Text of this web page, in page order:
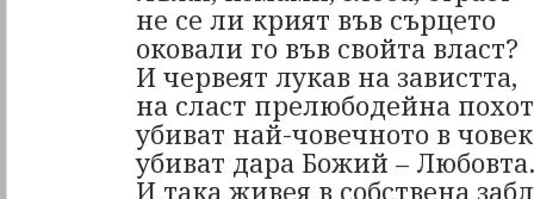
не се ли крият във сърцето
оковали го във свойта власт?
И червеят лукав на завистта,
на сласт прелюбодейна
убиват най-човечното в
убиват дара Божий –
И така живея в собствена